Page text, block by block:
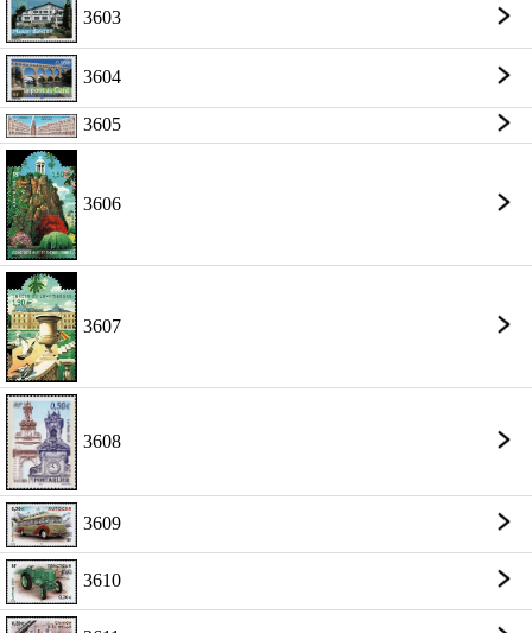
3603
3604
3605
3606
3607
3608
3609
3610